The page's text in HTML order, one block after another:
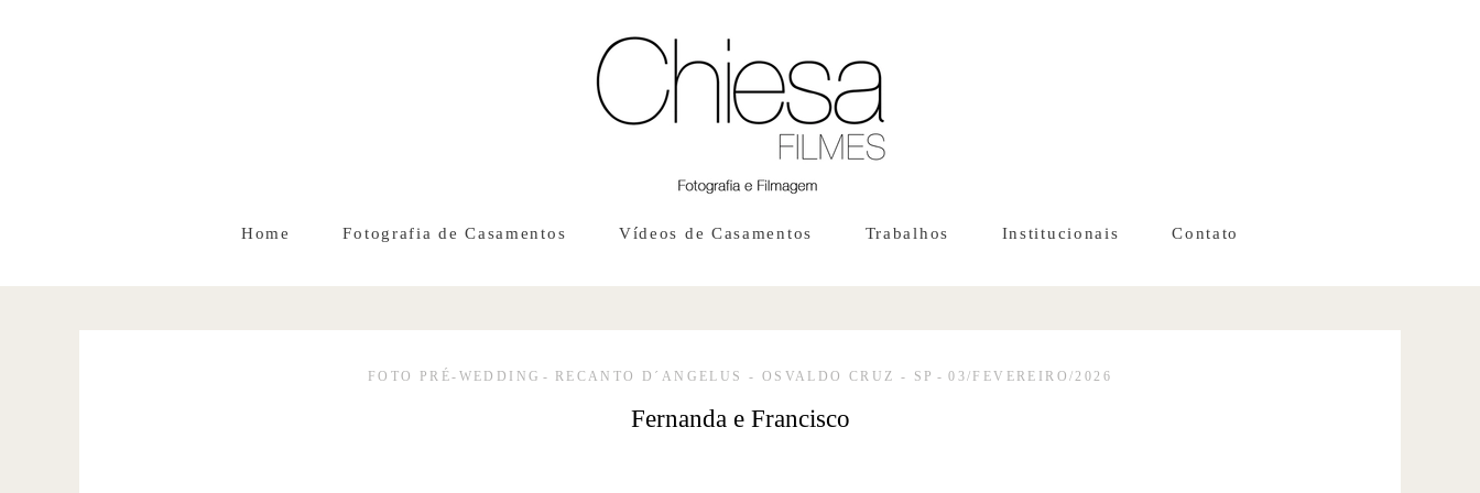
Home Fotografia de Casamentos Vídeos de Casamentos Trabalhos Institucionais Contato
FOTO PRÉ-WEDDING RECANTO D´ANGELUS - OSVALDO CRUZ - SP 03/FEVEREIRO/2026
Fernanda e Francisco